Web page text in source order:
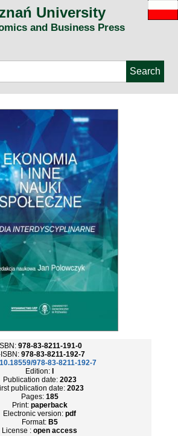
University
and Business Press
ISBN: 978-83-8211-191-0
978-83-8211-192-7
10.18559/978-83-8211-192-7
Edition:
Publication date: 2023
publication date:2023
Pages: 185
Print: paperback
Electronic version:pdf
Format: B5
License :open access